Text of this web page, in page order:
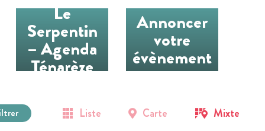
Le
Serpentin
– Agenda
Ténarèze
Annoncer
votre
évènement
Liste Carte Mixte